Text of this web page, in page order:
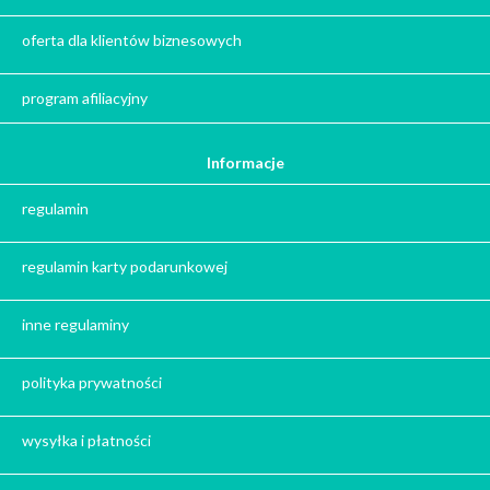
Zima
Herbata - podziękowanie dla gości
Ile gram ma łyżeczka do herbaty?
Prezent na święta
Prezent dla chłopaka na święta
Prezent dla koleżanki na święta
Prezent dla mamy na święta
oferta dla klientów biznesowych
program afiliacyjny
Informacje
regulamin
regulamin karty podarunkowej
inne regulaminy
polityka prywatności
wysyłka i płatności